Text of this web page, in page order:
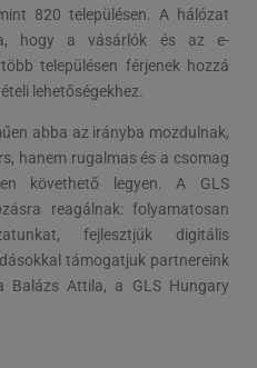
820 településen. A hálózat
hogy a vásárlók és az e-
településen férjenek hozzá
lehetőségekhez.
abba az irányba mozdulnak,
hanem rugalmas és a csomag
követhető legyen. A GLS
reagálnak: folyamatosan
fejlesztjük digitális
támogatjuk partnereink
Balázs Attila, a GLS Hungary